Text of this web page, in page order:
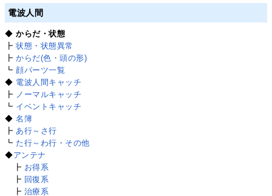
電波人間
◆からだ・状態
┣状態・状態異常
┣からだ(色・頭の形)
┗ 顔パーツ一覧
◆ 電波人間キャッチ
┣ ノーマルキャッチ
┗ イベントキャッチ
◆名簿
┣ あ行～さ行
┗ た行～わ行・その他
◆アンテナ
┣ お得系
┣ 回復系
┣ 治療系